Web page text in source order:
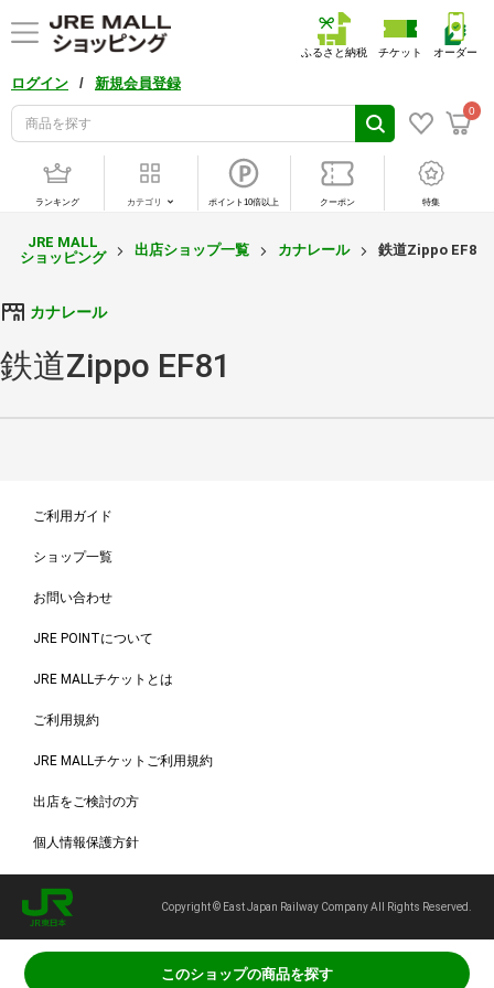
ログイン / 新規会員登録
0
ふるさと納税 チケット オーダー
ランキング カテゴリ ポイント10倍以上 クーポン 特集
JRE MALL
ショッピング
出店ショップ一覧 カナレール 鉄道Zippo EF81
カナレール
鉄道Zippo EF81
このショップの商品を探す
ご利用ガイド
ショップ一覧
お問い合わせ
JRE POINTについて
JRE MALLチケットとは
ご利用規約
JRE MALLチケットご利用規約
出店をご検討の方
個人情報保護方針
Copyright © East Japan Railway Company All Rights Reserved.